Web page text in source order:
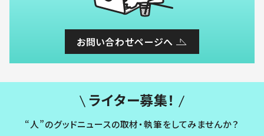
お問い合わせページへ
ライター募集！
“人”のグッドニュースの取材・執筆をしてみませんか？